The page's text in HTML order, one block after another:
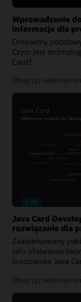
Wprowadzenie
informacje dla
Omówimy
Czym jest
Card?
Obejrzyj
Java Card
rozwiązanie dla
Zaawansowany
celu ułatwienia
środowiska Java
Obejrzyj